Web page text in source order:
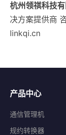
杭州领祺科技
决方案提供商
linkqi.cn
产品中心
通信管理机
规约转换器